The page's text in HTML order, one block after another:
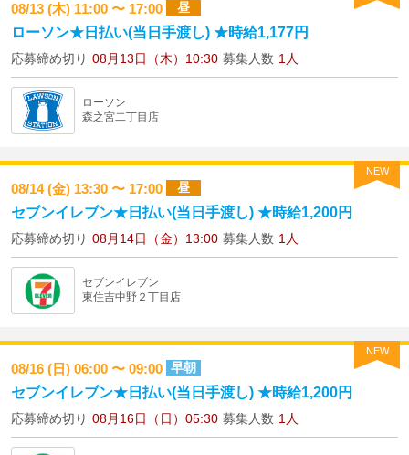
08/13 (木) 11:00 〜 17:00 昼
ローソン★日払い(当日手渡し) ★時給1,177円
応募締め切り 08月13日（木）10:30 募集人数 1人
ローソン
森之宮二丁目店
NEW
08/14 (金) 13:30 〜 17:00 昼
セブンイレブン★日払い(当日手渡し) ★時給1,200円
応募締め切り 08月14日（金）13:00 募集人数 1人
セブンイレブン
東住吉中野２丁目店
NEW
08/16 (日) 06:00 〜 09:00 早朝
セブンイレブン★日払い(当日手渡し) ★時給1,200円
応募締め切り 08月16日（日）05:30 募集人数 1人